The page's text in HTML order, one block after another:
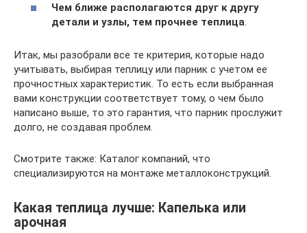
Чем ближе располагаются друг к другу
детали и узлы, тем прочнее теплица.
Итак, мы разобрали все те критерия, которые надо
учитывать, выбирая теплицу или парник с учетом ее
прочностных характеристик. То есть если выбранная
вами конструкции соответствует тому, о чем было
написано выше, то это гарантия, что парник прослужит
долго, не создавая проблем.
Смотрите также: Каталог компаний, что
специализируются на монтаже металлоконструкций.
Какая теплица лучше: Капелька или
арочная